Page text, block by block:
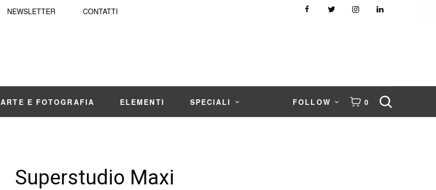
NEWSLETTER CONTATTI
ARTE E FOTOGRAFIA ELEMENTI SPECIALI FOLLOW 0
Superstudio Maxi